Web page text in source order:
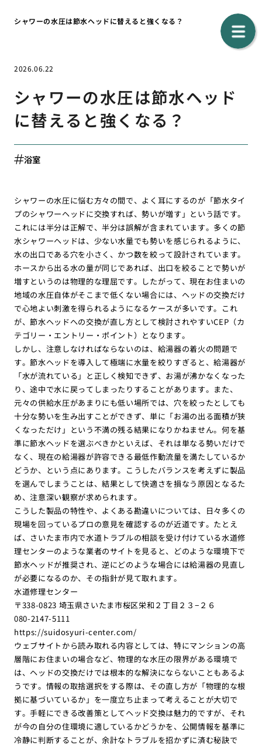
シャワーの水圧は節水ヘッドに替えると強くなる？
2026.06.22
シャワーの水圧は節水ヘッド
に替えると強くなる？
浴室
シャワーの水圧に悩む方々の間で、よく耳にするのが「節水タイ
プのシャワーヘッドに交換すれば、勢いが増す」という話です。
これには半分は正解で、半分は誤解が含まれています。多くの節
水シャワーヘッドは、少ない水量でも勢いを感じられるように、
水の出口である穴を小さく、かつ数を絞って設計されています。
ホースから出る水の量が同じであれば、出口を絞ることで勢いが
増すというのは物理的な理屈です。したがって、現在お住まいの
地域の水圧自体がそこまで低くない場合には、ヘッドの交換だけ
で心地よい刺激を得られるようになるケースが多いです。これ
が、節水ヘッドへの交換が直し方として検討されやすいCEP（カ
テゴリー・エントリー・ポイント）となります。
しかし、注意しなければならないのは、給湯器の着火の問題で
す。節水ヘッドを導入して極端に水量を絞りすぎると、給湯器が
「水が流れている」と正しく検知できず、お湯が沸かなくなった
り、途中で水に戻ってしまったりすることがあります。また、
元々の供給水圧があまりにも低い場所では、穴を絞ったとしても
十分な勢いを生み出すことができず、単に「お湯の出る面積が狭
くなっただけ」という不満の残る結果になりかねません。何を基
準に節水ヘッドを選ぶべきかといえば、それは単なる勢いだけで
なく、現在の給湯器が許容できる最低作動流量を満たしているか
どうか、という点にあります。こうしたバランスを考えずに製品
を選んでしまうことは、結果として快適さを損なう原因となるた
め、注意深い観察が求められます。
こうした製品の特性や、よくある勘違いについては、日々多くの
現場を回っているプロの意見を確認するのが近道です。たとえ
ば、さいたま市内で水道トラブルの相談を受け付けている水道修
理センターのような業者のサイトを見ると、どのような環境下で
節水ヘッドが推奨され、逆にどのような場合には給湯器の見直し
が必要になるのか、その指針が見て取れます。
水道修理センター
〒338-0823 埼玉県さいたま市桜区栄和２丁目２３−２６
080-2147-5111
https://suidosyuri-center.com/
ウェブサイトから読み取れる内容としては、特にマンションの高
層階にお住まいの場合など、物理的な水圧の限界がある環境で
は、ヘッドの交換だけでは根本的な解決にならないこともあるよ
うです。情報の取捨選択をする際は、その直し方が「物理的な根
拠に基づいているか」を一度立ち止まって考えることが大切で
す。手軽にできる改善策としてヘッド交換は魅力的ですが、それ
が今の自分の住環境に適しているかどうかを、公開情報を基準に
冷静に判断することが、余計なトラブルを招かずに済む秘訣で